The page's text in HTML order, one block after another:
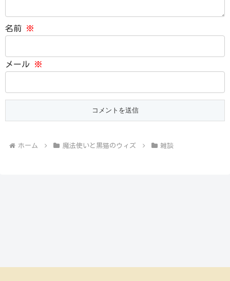
名前 ※
メール ※
ホーム 魔法使いと黒猫のウィズ 雑談